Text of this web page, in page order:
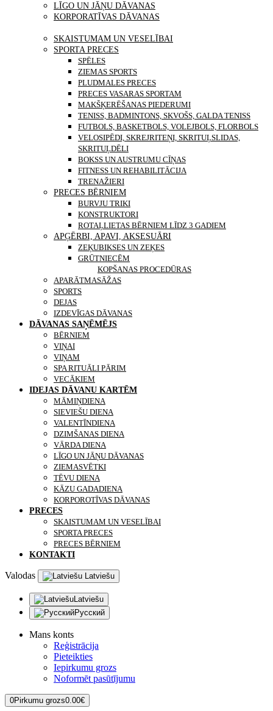
LĪGO UN JĀŅU DĀVANAS
KORPORATĪVAS DĀVANAS
SKAISTUMAM UN VESELĪBAI
SPORTA PRECES
SPĒLES
ZIEMAS SPORTS
PLUDMALES PRECES
PRECES VASARAS SPORTAM
MAKŠĶERĒŠANAS PIEDERUMI
TENISS, BADMINTONS, SKVOŠS, GALDA TENISS
FUTBOLS, BASKETBOLS, VOLEJBOLS, FLORBOLS
VELOSIPĒDI, SKREJRITEŅI, SKRITUĻSLIDAS,
SKRITUĻDĒLI
BOKSS UN AUSTRUMU CĪŅAS
FITNESS UN REHABILITĀCIJA
TRENAŽIERI
PRECES BĒRNIEM
BURVJU TRIKI
KONSTRUKTORI
ROTAĻLIETAS BĒRNIEM LĪDZ 3 GADIEM
APĢĒRBI, APAVI, AKSESUĀRI
ZEĶUBIKSES UN ZEĶES
GRŪTNIECĒM
KOPŠANAS PROCEDŪRAS
APARĀTMASĀŽAS
SPORTS
DEJAS
IZDEVĪGAS DĀVANAS
DĀVANAS SAŅĒMĒJS
BĒRNIEM
VIŅAI
VIŅAM
SPA RITUĀLI PĀRIM
VECĀKIEM
IDEJAS DĀVANU KARTĒM
MĀMIŅDIENA
SIEVIEŠU DIENA
VALENTĪNDIENA
DZIMŠANAS DIENA
VĀRDA DIENA
LĪGO UN JĀŅU DĀVANAS
ZIEMASVĒTKI
TĒVU DIENA
KĀZU GADADIENA
KORPOROTĪVAS DĀVANAS
PRECES
SKAISTUMAM UN VESELĪBAI
SPORTA PRECES
PRECES BĒRNIEM
KONTAKTI
Valodas Latviešu
Latviešu
Русский
Mans konts
Reģistrācija
Pieteikties
Iepirkumu grozs
Noformēt pasūtījumu
0Pirkumu grozs0.00€